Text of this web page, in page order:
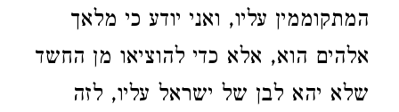
המתקוממין עליו, ואני יודע כי מלאך
אלהים הוא, אלא כדי להוציאו מן החשד
שלא יהא לבן של ישראל עליו, לזה